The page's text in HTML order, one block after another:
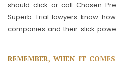
should click or call Chosen
Superb Trial lawyers know
companies and their slick
REMEMBER, WHEN IT